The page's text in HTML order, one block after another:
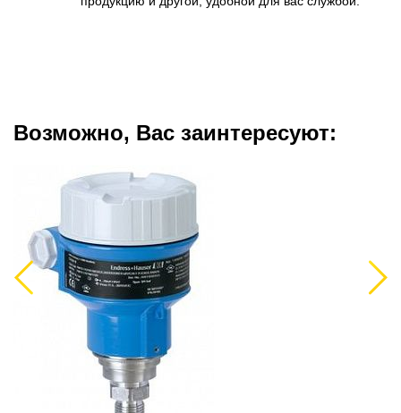
Возможно, Вас заинтересуют:
Previous Next